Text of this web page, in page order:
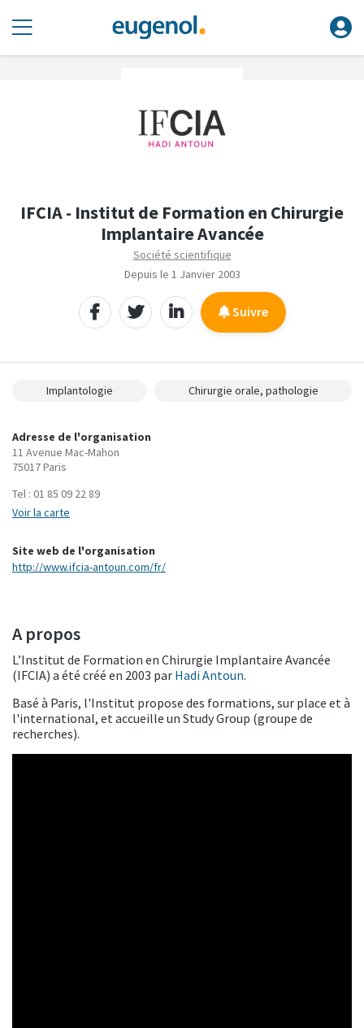
IFCIA - Institut de Formation en Chirurgie
Implantaire Avancée
Société scientifique
Depuis le 1 Janvier 2003
Suivre
A propos
L’Institut de Formation en Chirurgie Implantaire Avancée
(IFCIA) a été créé en 2003 par Hadi Antoun.
Basé à Paris, l'Institut propose des formations, sur place et à
l'international, et accueille un Study Group (groupe de
recherches).
Implantologie Chirurgie orale, pathologie
Adresse de l'organisation
11 Avenue Mac-Mahon
75017 Paris
Tel : 01 85 09 22 89
Voir la carte
Site web de l'organisation
http://www.ifcia-antoun.com/fr/